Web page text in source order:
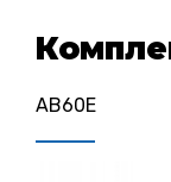
AB60E